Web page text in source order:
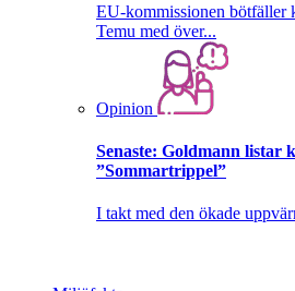
EU-kommissionen bötfäller
Temu med över...
Opinion
Senaste: Goldmann listar
”Sommartrippel”
I takt med den ökade